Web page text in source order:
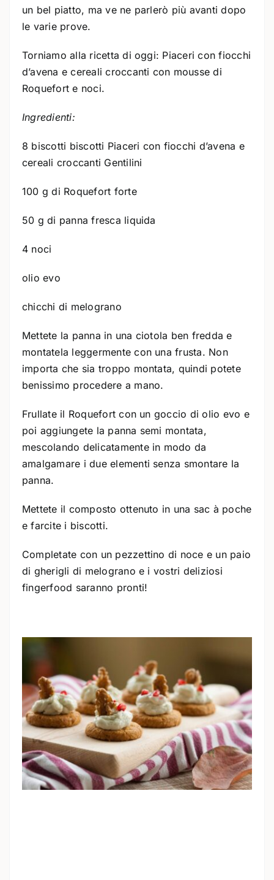
un bel piatto, ma ve ne parlerò più avanti dopo
le varie prove.
Torniamo alla ricetta di oggi: Piaceri con fiocchi
d’avena e cereali croccanti con mousse di
Roquefort e noci.
Ingredienti:
8 biscotti biscotti Piaceri con fiocchi d’avena e
cereali croccanti Gentilini
100 g di Roquefort forte
50 g di panna fresca liquida
4 noci
olio evo
chicchi di melograno
Mettete la panna in una ciotola ben fredda e
montatela leggermente con una frusta. Non
importa che sia troppo montata, quindi potete
benissimo procedere a mano.
Frullate il Roquefort con un goccio di olio evo e
poi aggiungete la panna semi montata,
mescolando delicatamente in modo da
amalgamare i due elementi senza smontare la
panna.
Mettete il composto ottenuto in una sac à poche
e farcite i biscotti.
Completate con un pezzettino di noce e un paio
di gherigli di melograno e i vostri deliziosi
fingerfood saranno pronti!